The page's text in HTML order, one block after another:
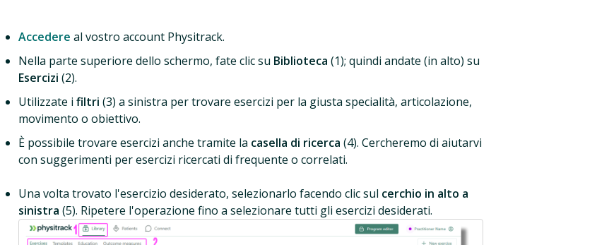
Accedere al vostro account Physitrack.
Nella parte superiore dello schermo, fate clic su Biblioteca (1); quindi andate (in alto) su
Esercizi (2).
Utilizzate i filtri (3) a sinistra per trovare esercizi per la giusta specialità, articolazione,
movimento o obiettivo.
È possibile trovare esercizi anche tramite la casella di ricerca (4). Cercheremo di aiutarvi
con suggerimenti per esercizi ricercati di frequente o correlati.
Una volta trovato l'esercizio desiderato, selezionarlo facendo clic sul cerchio in alto a
sinistra (5). Ripetere l'operazione fino a selezionare tutti gli esercizi desiderati.